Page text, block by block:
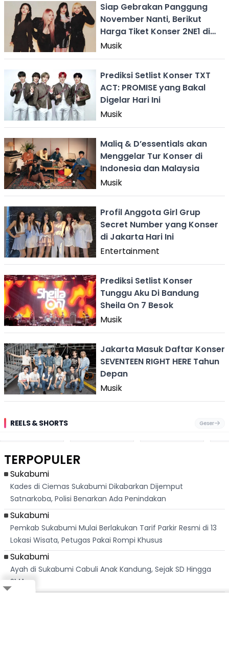
Siap Gebrakan Panggung
November Nanti, Berikut
Harga Tiket Konser 2NE1 di
Indonesia
Musik
Prediksi Setlist Konser TXT
ACT: PROMISE yang Bakal
Digelar Hari Ini
Musik
Maliq & D’essentials akan
Menggelar Tur Konser di
Indonesia dan Malaysia
Musik
Profil Anggota Girl Grup
Secret Number yang Konser
di Jakarta Hari Ini
Entertainment
Prediksi Setlist Konser
Tunggu Aku Di Bandung
Sheila On 7 Besok
Musik
Jakarta Masuk Daftar Konser
SEVENTEEN RIGHT HERE Tahun
Depan
Musik
REELS & SHORTS Geser
Festival Ekstrem
Banteng
"Bang Messi"
TERPOPULER
Sukabumi
Kades di Ciemas Sukabumi Dikabarkan Dijemput
Satnarkoba, Polisi Benarkan Ada Penindakan
Sukabumi
Pemkab Sukabumi Mulai Berlakukan Tarif Parkir Resmi di 13
Lokasi Wisata, Petugas Pakai Rompi Khusus
Sukabumi
Ayah di Sukabumi Cabuli Anak Kandung, Sejak SD Hingga
SMA